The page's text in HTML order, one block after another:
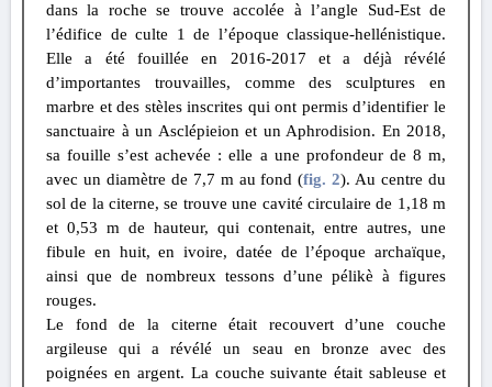
dans la roche se trouve accolée à l’angle Sud-Est de
l’édifice de culte 1 de l’époque classique-hellénistique.
Elle a été fouillée en 2016-2017 et a déjà révélé
d’importantes trouvailles, comme des sculptures en
marbre et des stèles inscrites qui ont permis d’identifier le
sanctuaire à un Asclépieion et un Aphrodision. En 2018,
sa fouille s’est achevée : elle a une profondeur de 8 m,
avec un diamètre de 7,7 m au fond (fig. 2). Au centre du
sol de la citerne, se trouve une cavité circulaire de 1,18 m
et 0,53 m de hauteur, qui contenait, entre autres, une
fibule en huit, en ivoire, datée de l’époque archaïque,
ainsi que de nombreux tessons d’une pélikè à figures
rouges.
Le fond de la citerne était recouvert d’une couche
argileuse qui a révélé un seau en bronze avec des
poignées en argent. La couche suivante était sableuse et